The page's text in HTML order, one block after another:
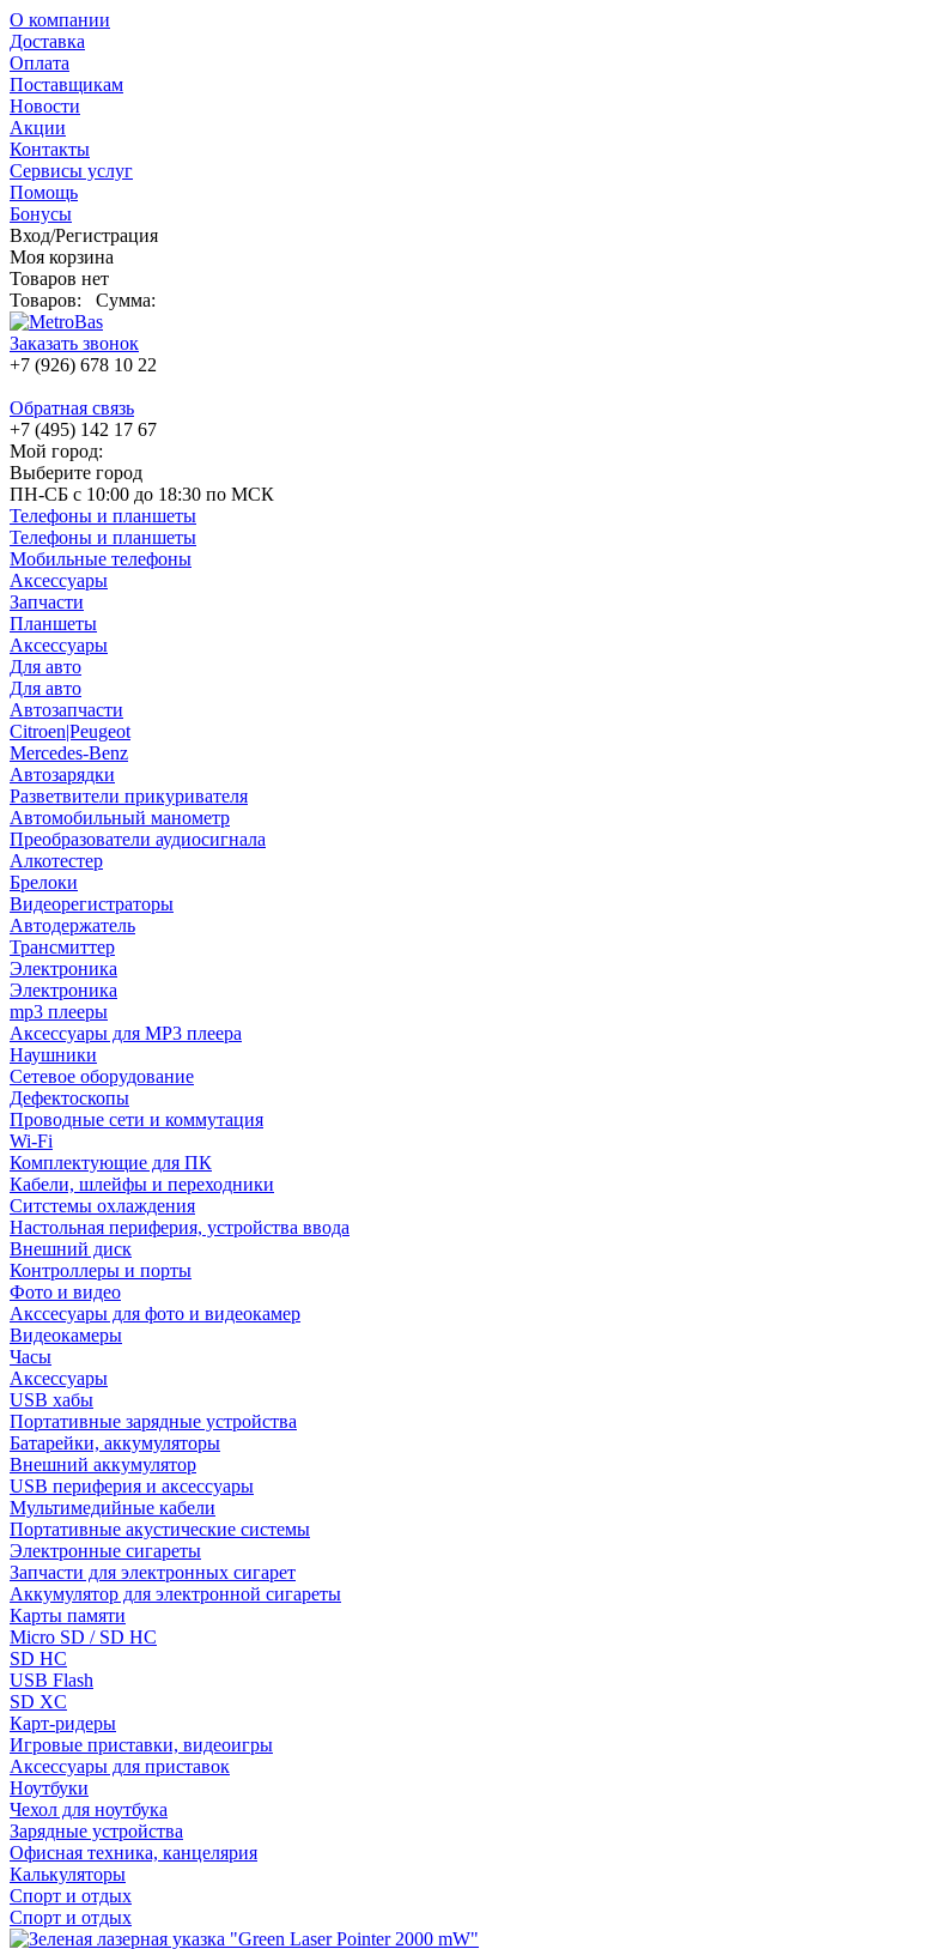
О компании
Доставка
Оплата
Поставщикам
Новости
Акции
Контакты
Сервисы услуг
Помощь
Бонусы
Вход/Регистрация
Моя корзина
Товаров нет
Товаров:
Сумма:
Заказать звонок
+7 (926) 678 10 22
Обратная связь
+7 (495) 142 17 67
Мой город:
Выберите город
ПН-СБ с 10:00 до 18:30 по МСК
Телефоны и планшеты
Телефоны и планшеты
Мобильные телефоны
Аксессуары
Запчасти
Планшеты
Аксессуары
Для авто
Для авто
Автозапчасти
Citroen|Peugeot
Mercedes-Benz
Автозарядки
Разветвители прикуривателя
Автомобильный манометр
Преобразователи аудиосигнала
Алкотестер
Брелоки
Видеорегистраторы
Автодержатель
Трансмиттер
Электроника
Электроника
mp3 плееры
Аксессуары для MP3 плеера
Наушники
Сетевое оборудование
Дефектоскопы
Проводные сети и коммутация
Wi-Fi
Комплектующие для ПК
Кабели, шлейфы и переходники
Ситстемы охлаждения
Настольная периферия, устройства ввода
Внешний диск
Контроллеры и порты
Фото и видео
Акссесуары для фото и видеокамер
Видеокамеры
Часы
Аксессуары
USB хабы
Портативные зарядные устройства
Батарейки, аккумуляторы
Внешний аккумулятор
USB периферия и аксессуары
Мультимедийные кабели
Портативные акустические системы
Электронные сигареты
Запчасти для электронных сигарет
Аккумулятор для электронной сигареты
Карты памяти
Micro SD / SD HC
SD HC
USB Flash
SD XC
Карт-ридеры
Игровые приставки, видеоигры
Аксессуары для приставок
Ноутбуки
Чехол для ноутбука
Зарядные устройства
Офисная техника, канцелярия
Калькуляторы
Спорт и отдых
Спорт и отдых